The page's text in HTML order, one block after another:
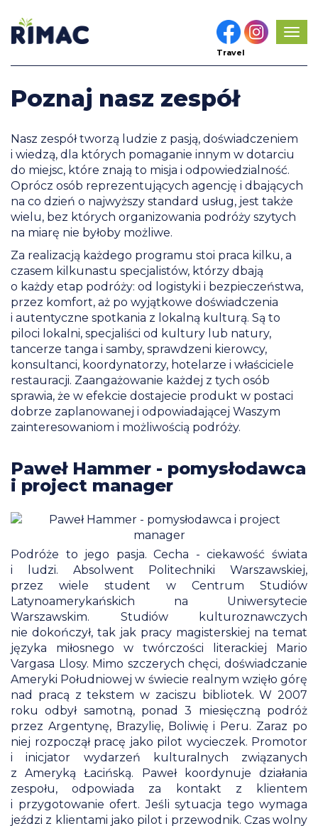
Travel
Poznaj nasz zespół
Nasz zespół tworzą ludzie z pasją, doświadczeniem
i wiedzą, dla których pomaganie innym w dotarciu
do miejsc, które znają to misja i odpowiedzialność.
Oprócz osób reprezentujących agencję i dbających
na co dzień o najwyższy standard usług, jest także
wielu, bez których organizowania podróży szytych
na miarę nie byłoby możliwe.
Za realizacją każdego programu stoi praca kilku, a
czasem kilkunastu specjalistów, którzy dbają
o każdy etap podróży: od logistyki i bezpieczeństwa,
przez komfort, aż po wyjątkowe doświadczenia
i autentyczne spotkania z lokalną kulturą. Są to
piloci lokalni, specjaliści od kultury lub natury,
tancerze tanga i samby, sprawdzeni kierowcy,
konsultanci, koordynatorzy, hotelarze i właściciele
restauracji. Zaangażowanie każdej z tych osób
sprawia, że w efekcie dostajecie produkt w postaci
dobrze zaplanowanej i odpowiadającej Waszym
zainteresowaniom i możliwością podróży.
Paweł Hammer - pomysłodawca
i project manager
Podróże to jego pasja. Cecha - ciekawość świata
i ludzi. Absolwent Politechniki Warszawskiej,
przez wiele student w Centrum Studiów
Latynoamerykańskich na Uniwersytecie
Warszawskim. Studiów kulturoznawczych
nie dokończył, tak jak pracy magisterskiej na temat
języka miłosnego w twórczości literackiej Mario
Vargasa Llosy. Mimo szczerych chęci, doświadczanie
Ameryki Południowej w świecie realnym wzięło górę
nad pracą z tekstem w zaciszu bibliotek. W 2007
roku odbył samotną, ponad 3 miesięczną podróż
przez Argentynę, Brazylię, Boliwię i Peru. Zaraz po
niej rozpoczął pracę jako pilot wycieczek. Promotor
i inicjator wydarzeń kulturalnych związanych
z Ameryką Łacińską. Paweł koordynuje działania
zespołu, odpowiada za kontakt z klientem
i przygotowanie ofert. Jeśli sytuacja tego wymaga
jeździ z klientami jako pilot i przewodnik. Czas wolny